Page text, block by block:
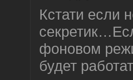
Кстати если
фоновом
будет